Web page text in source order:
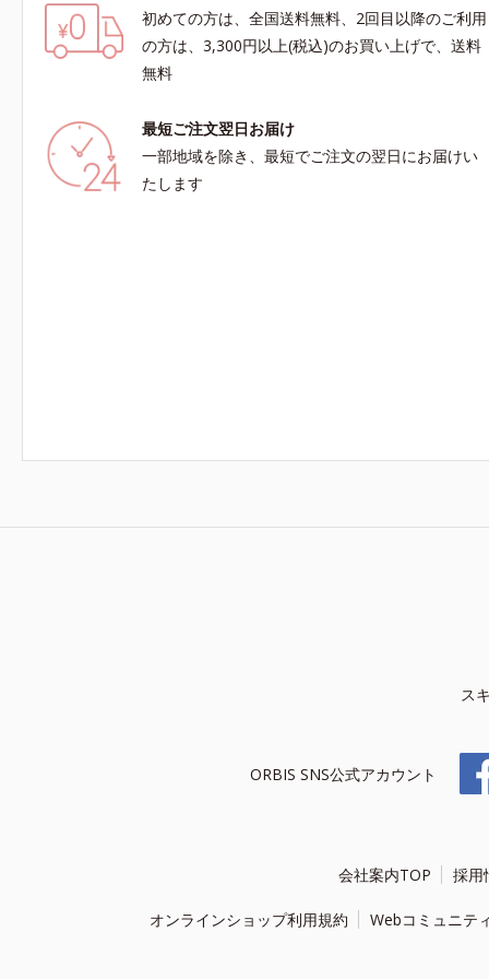
初めての方は、全国送料無料、2回目以降のご利用
の方は、3,300円以上(税込)のお買い上げで、送料
無料
最短ご注文翌日お届け
一部地域を除き、最短でご注文の翌日にお届けい
たします
ス
ORBIS SNS公式アカウント
会社案内TOP 採用
オンラインショップ利用規約 Webコミュニテ